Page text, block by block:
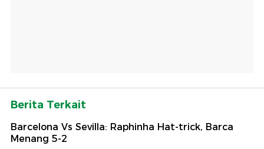
Berita Terkait
Barcelona Vs Sevilla: Raphinha Hat-trick, Barca
Menang 5-2